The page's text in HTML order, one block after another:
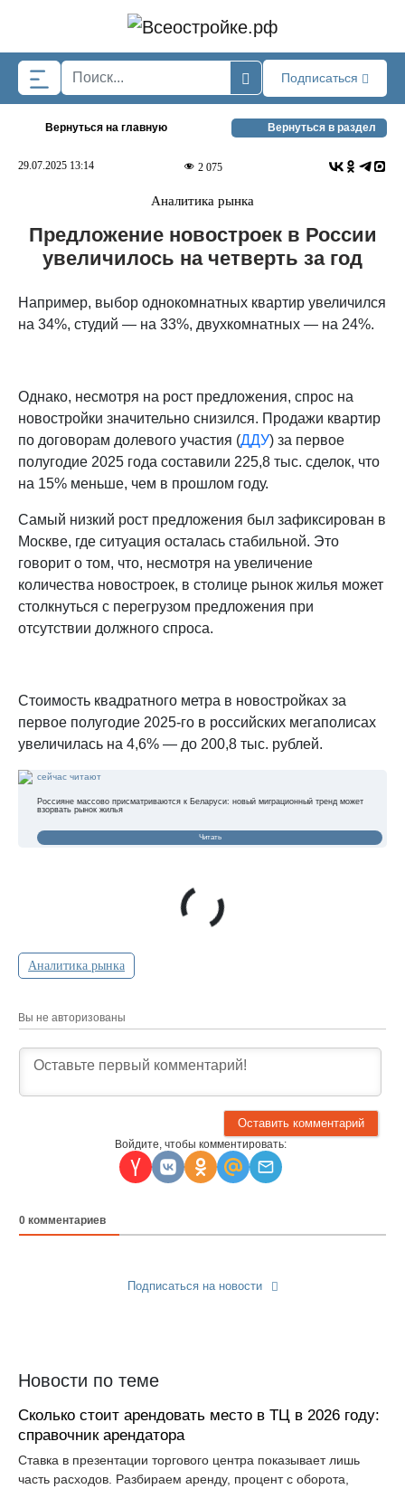
Подписаться
Вернуться на главную Вернуться в раздел
29.07.2025 13:14 2 075
Аналитика рынка
Предложение новостроек в России
увеличилось на четверть за год
Например, выбор однокомнатных квартир увеличился
на 34%, студий — на 33%, двухкомнатных — на 24%.
Однако, несмотря на рост предложения, спрос на
новостройки значительно снизился. Продажи квартир
по договорам долевого участия (ДДУ) за первое
полугодие 2025 года составили 225,8 тыс. сделок, что
на 15% меньше, чем в прошлом году.
Самый низкий рост предложения был зафиксирован в
Москве, где ситуация осталась стабильной. Это
говорит о том, что, несмотря на увеличение
количества новостроек, в столице рынок жилья может
столкнуться с перегрузом предложения при
отсутствии должного спроса.
Стоимость квадратного метра в новостройках за
первое полугодие 2025-го в российских мегаполисах
увеличилась на 4,6% — до 200,8 тыс. рублей.
сейчас читают
Россияне массово присматриваются к Беларуси: новый миграционный тренд может
взорвать рынок жилья
Читать
Аналитика рынка
Вы не авторизованы
Войдите, чтобы комментировать:
0 комментариев
Подписаться на новости
Новости по теме
Сколько стоит арендовать место в ТЦ в 2026 году:
справочник арендатора
Ставка в презентации торгового центра показывает лишь
часть расходов. Разбираем аренду, процент с оборота,